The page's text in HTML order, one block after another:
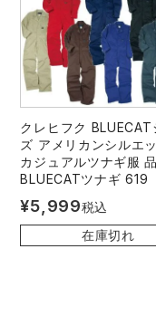
クレヒフク BLUECAT
ズ アメリカンシルエ
カジュアルツナギ服
BLUECATツナギ 619
¥5,999税込
在庫切れ